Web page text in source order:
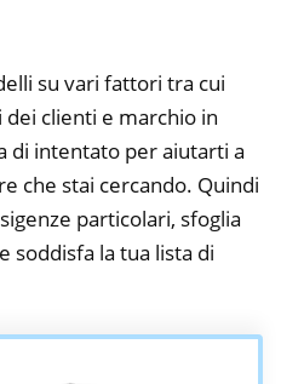
su vari fattori tra cui
clienti e marchio in
di intentato per aiutarti a
che stai cercando. Quindi
particolari, sfoglia
soddisfa la tua lista di